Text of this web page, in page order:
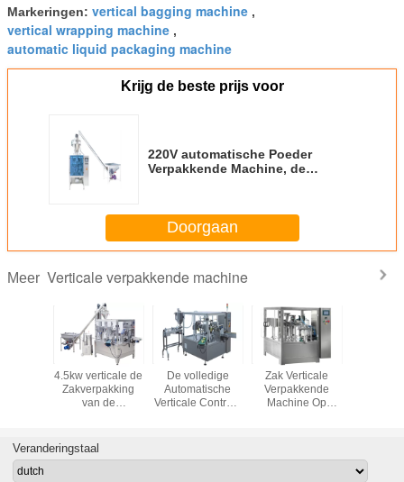
Markeringen: vertical bagging machine ,
vertical wrapping machine ,
automatic liquid packaging machine
Krijg de beste prijs voor
220V automatische Poeder
Verpakkende Machine, de
Doorgaan
Meer Verticale verpakkende machine
4.5kw verticale de
Zakverpakking
van de
Poederproducten
De volledige
Automatische
Verticale Controle
voor
Zak Verticale
Verpakkende
Machine Op
screencontrole
Voedsel/
Veranderingstaal